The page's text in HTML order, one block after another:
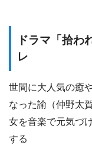
ドラマ「拾わ
レ
世間に大人気の癒
なった諭（仲野太
女を音楽で元気づ
する